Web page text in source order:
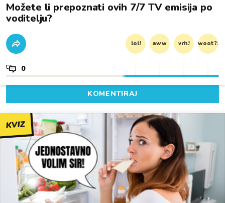
Možete li prepoznati ovih 7/7 TV emisija po
voditelju?
lol! aww vrh! woot?!
0
KOMENTIRAJ
KVIZ